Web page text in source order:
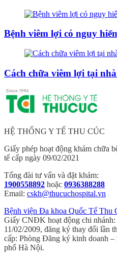
Bệnh viêm lợi có nguy
Cách chữa viêm lợi tại
HỆ THỐNG Y TẾ THU CÚC
Giấy phép hoạt động khám chữa
tế cấp ngày 09/02/2021
Tổng đài tư vấn và đặt khám:
1900558892 hoặc 0936388288
Email: cskh@thucuchospital.vn
Bệnh viện Đa khoa Quốc Tế Thu
Giấy CNĐK hoạt động chi nhánh:
11/02/2009, đăng ký thay đổi lần
cấp: Phòng Đăng ký kinh doanh
phố Hà Nội.